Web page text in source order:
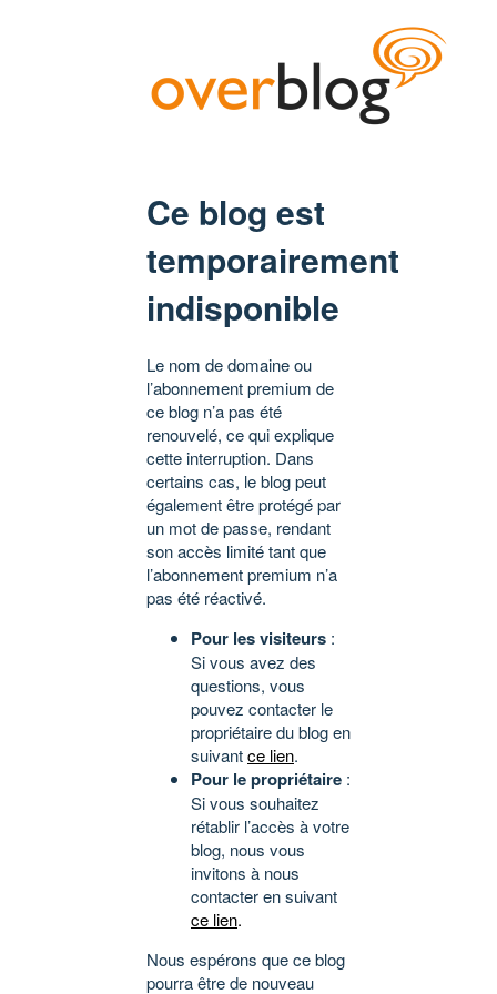
Ce blog est
temporairement
indisponible
Le nom de domaine ou
l’abonnement premium de
ce blog n’a pas été
renouvelé, ce qui explique
cette interruption. Dans
certains cas, le blog peut
également être protégé par
un mot de passe, rendant
son accès limité tant que
l’abonnement premium n’a
pas été réactivé.
Pour les visiteurs :
Si vous avez des
questions, vous
pouvez contacter le
propriétaire du blog en
suivantce lien.
Pour le propriétaire :
Si vous souhaitez
rétablir l’accès à votre
blog, nous vous
invitons à nous
contacter en suivant
ce lien.
Nous espérons que ce blog
pourra être de nouveau